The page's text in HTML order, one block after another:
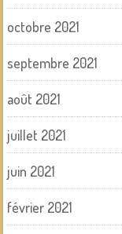
octobre 2021
septembre 2021
août 2021
juillet 2021
juin 2021
février 2021